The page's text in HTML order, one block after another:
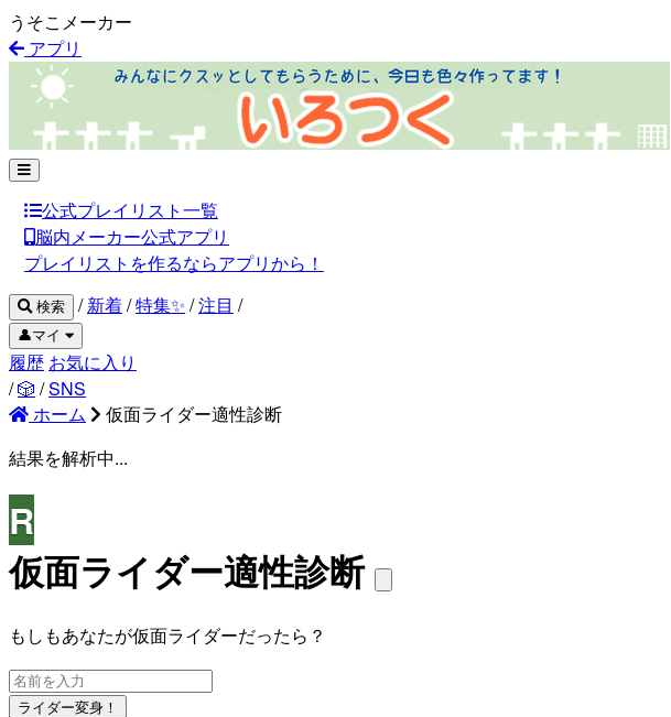
うそこメーカー
アプリ
公式プレイリスト一覧
脳内メーカー公式アプリ
プレイリストを作るならアプリから！
検索 / 新着/特集✨ /注目 /
👤マイ
履歴 お気に入り
/🎲 /SNS
ホーム
仮面ライダー適性診断
結果を解析中...
R
仮面ライダー適性診断
もしもあなたが仮面ライダーだったら？
ライダー変身！